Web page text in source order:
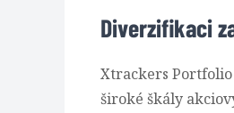
Diverzifikaci
Xtrackers Portfolio
široké škály